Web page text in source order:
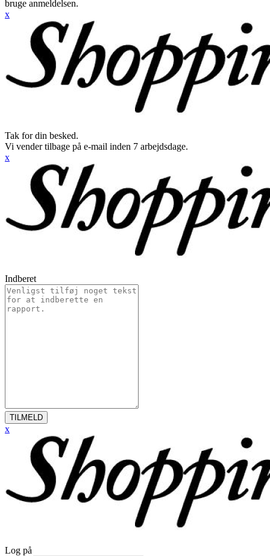
bruge anmeldelsen.
x
Tak for din besked.
Vi vender tilbage på e-mail inden 7 arbejdsdage.
x
Indberet
TILMELD
x
Log på